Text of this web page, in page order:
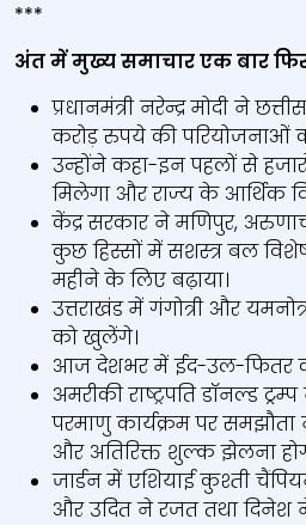
***
अंत में मुख्य समाचार एक बार
प्रधानमंत्री नरेन्द्र मोदी ने
करोड़ रुपये की परियोजनाओं
उन्‍होंने कहा-इन पहलों से
मिलेगा और राज्य के आर्थिक
केंद्र सरकार ने मणिपुर,
कुछ हिस्सों में सशस्त्र बल
महीने के लिए बढ़ाया।
उत्तराखंड में गंगोत्री और
को खुलेंगे।
आज देशभर में ईद-उल-फितर का
अमरीकी राष्ट्रपति डॉनल्ड
परमाणु कार्यक्रम पर समझौता
और अतिरिक्त शुल्क झेलना
जार्डन में एशियाई कुश्ती
और उदित ने रजत तथा दिनेश